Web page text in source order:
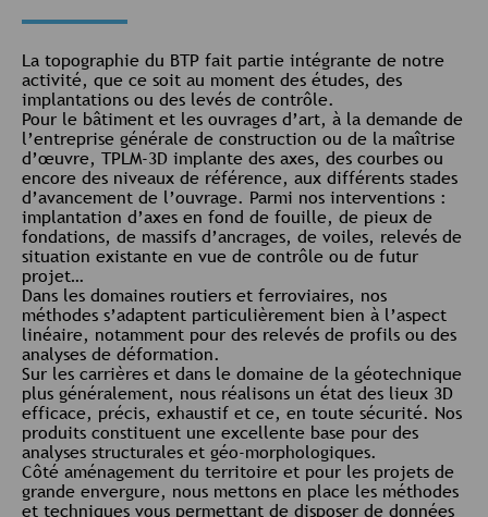
La topographie du BTP fait partie intégrante de notre
activité, que ce soit au moment des études, des
implantations ou des levés de contrôle.
Pour le bâtiment et les ouvrages d’art, à la demande de
l’entreprise générale de construction ou de la maîtrise
d’œuvre, TPLM-3D implante des axes, des courbes ou
encore des niveaux de référence, aux différents stades
d’avancement de l’ouvrage. Parmi nos interventions :
implantation d’axes en fond de fouille, de pieux de
fondations, de massifs d’ancrages, de voiles, relevés de
situation existante en vue de contrôle ou de futur
projet…
Dans les domaines routiers et ferroviaires, nos
méthodes s’adaptent particulièrement bien à l’aspect
linéaire, notamment pour des relevés de profils ou des
analyses de déformation.
Sur les carrières et dans le domaine de la géotechnique
plus généralement, nous réalisons un état des lieux 3D
efficace, précis, exhaustif et ce, en toute sécurité. Nos
produits constituent une excellente base pour des
analyses structurales et géo-morphologiques.
Côté aménagement du territoire et pour les projets de
grande envergure, nous mettons en place les méthodes
et techniques vous permettant de disposer de données